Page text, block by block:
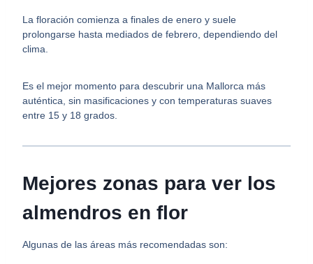
La floración comienza a finales de enero y suele
prolongarse hasta mediados de febrero, dependiendo del
clima.
Es el mejor momento para descubrir una Mallorca más
auténtica, sin masificaciones y con temperaturas suaves
entre 15 y 18 grados.
Mejores zonas para ver los
almendros en flor
Algunas de las áreas más recomendadas son: